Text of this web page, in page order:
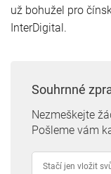
už bohužel pro
InterDigital.
Souhrnné
Nezmeškejte
Pošleme vám